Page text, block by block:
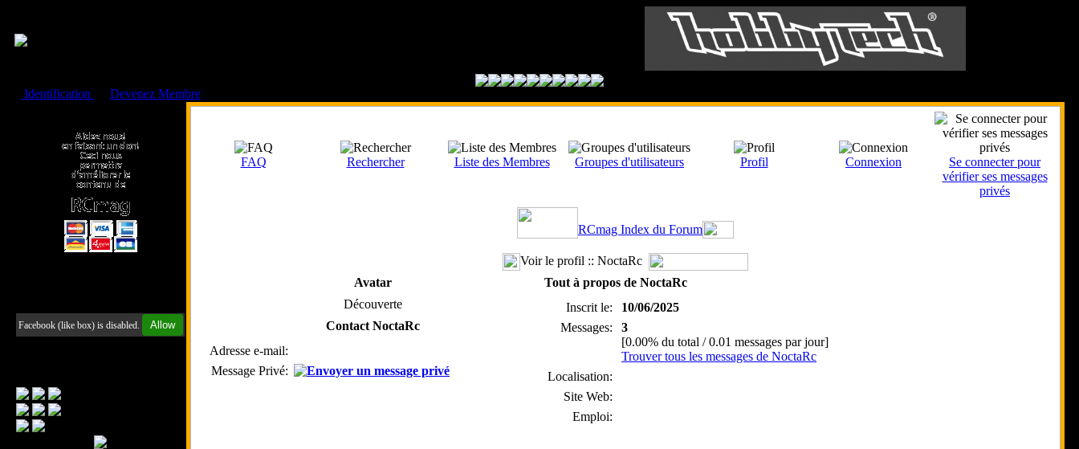
Identification Devenez Membre
Facebook (like box) is disabled. Allow
FAQ Rechercher Liste des Membres Groupes d'utilisateurs Profil Connexion
Se connecter pour
vérifier ses messages
privés
RCmag Index du Forum
Voir le profil :: NoctaRc
Avatar
Tout à propos de NoctaRc
Découverte
Inscrit le:
10/06/2025
Messages:
3
[0.00% du total / 0.01 messages par jour]
Trouver tous les messages de NoctaRc
Localisation:
Site Web:
Emploi:
Contact NoctaRc
Adresse e-mail:
Message Privé: